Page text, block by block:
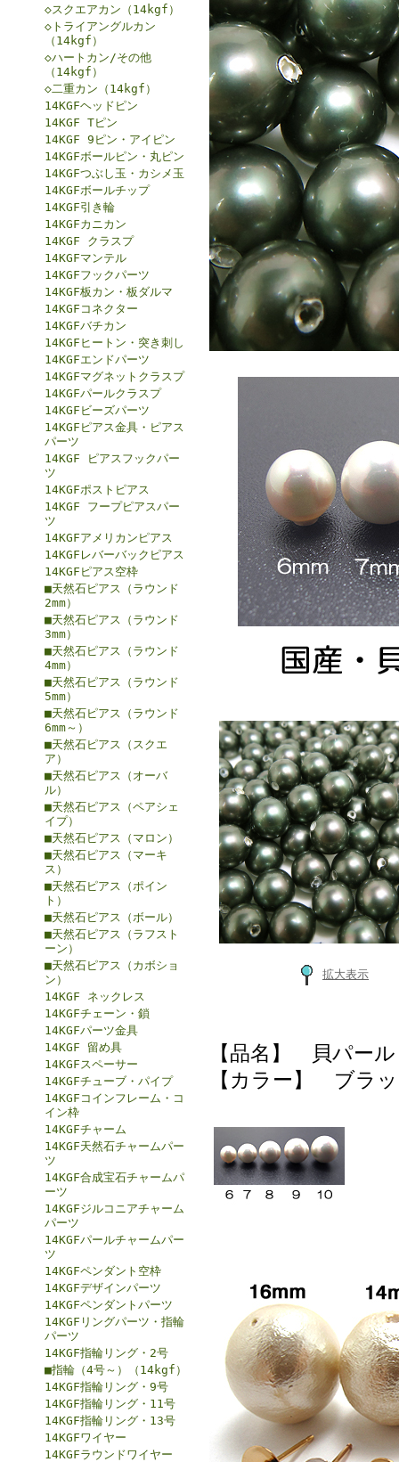
◇スクエアカン（14kgf）
◇トライアングルカン
（14kgf）
◇ハートカン/その他
（14kgf）
◇二重カン（14kgf）
14KGFヘッドピン
14KGF Tピン
14KGF 9ピン・アイピン
14KGFボールピン・丸ピン
14KGFつぶし玉・カシメ玉
14KGFボールチップ
14KGF引き輪
14KGFカニカン
14KGF クラスプ
14KGFマンテル
14KGFフックパーツ
14KGF板カン・板ダルマ
14KGFコネクター
14KGFバチカン
14KGFヒートン・突き刺し
14KGFエンドパーツ
14KGFマグネットクラスプ
14KGFパールクラスプ
14KGFビーズパーツ
14KGFピアス金具・ピアス
パーツ
14KGF ピアスフックパー
ツ
14KGFポストピアス
14KGF フープピアスパー
ツ
14KGFアメリカンピアス
14KGFレバーバックピアス
14KGFピアス空枠
■天然石ピアス（ラウンド
2mm）
■天然石ピアス（ラウンド
3mm）
■天然石ピアス（ラウンド
4mm）
■天然石ピアス（ラウンド
5mm）
■天然石ピアス（ラウンド
6mm～）
■天然石ピアス（スクエ
ア）
■天然石ピアス（オーバ
ル）
■天然石ピアス（ペアシェ
イプ）
■天然石ピアス（マロン）
■天然石ピアス（マーキ
ス）
■天然石ピアス（ポイン
ト）
■天然石ピアス（ボール）
■天然石ピアス（ラフスト
ーン）
■天然石ピアス（カボショ
ン）
14KGF ネックレス
14KGFチェーン・鎖
14KGFパーツ金具
14KGF 留め具
14KGFスペーサー
14KGFチューブ・パイプ
14KGFコインフレーム・コ
イン枠
14KGFチャーム
14KGF天然石チャームパー
ツ
14KGF合成宝石チャームパ
ーツ
14KGFジルコニアチャーム
パーツ
14KGFパールチャームパー
ツ
14KGFペンダント空枠
14KGFデザインパーツ
14KGFペンダントパーツ
14KGFリングパーツ・指輪
パーツ
14KGF指輪リング・2号
■指輪（4号～）（14kgf）
14KGF指輪リング・9号
14KGF指輪リング・11号
14KGF指輪リング・13号
14KGFワイヤー
14KGFラウンドワイヤー
拡大表示
【品名】 貝パー
【カラー】 ブラ